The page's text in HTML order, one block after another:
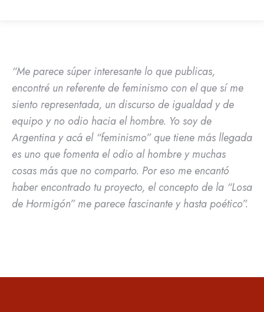
“Me parece súper interesante lo que publicas,
encontré un referente de feminismo con el que sí me
siento representada, un discurso de igualdad y de
equipo y no odio hacia el hombre. Yo soy de
Argentina y acá el “feminismo” que tiene más llegada
es uno que fomenta el odio al hombre y muchas
cosas más que no comparto. Por eso me encantó
haber encontrado tu proyecto, el concepto de la “Losa
de Hormigón” me parece fascinante y hasta poético”.